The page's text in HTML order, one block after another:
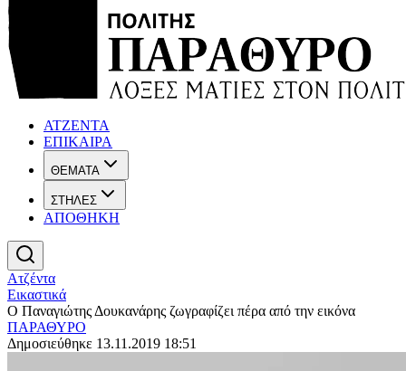
ΑΤΖΕΝΤΑ
ΕΠΙΚΑΙΡΑ
ΘΕΜΑΤΑ
ΣΤΗΛΕΣ
ΑΠΟΘΗΚΗ
Ατζέντα
Εικαστικά
Ο Παναγιώτης Δουκανάρης ζωγραφίζει πέρα από την εικόνα
ΠΑΡΑΘΥΡΟ
Δημοσιεύθηκε 13.11.2019 18:51